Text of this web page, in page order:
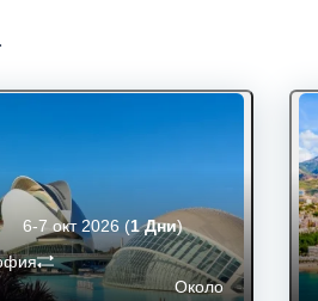
Около
6-7 окт 2026(1 Дни)